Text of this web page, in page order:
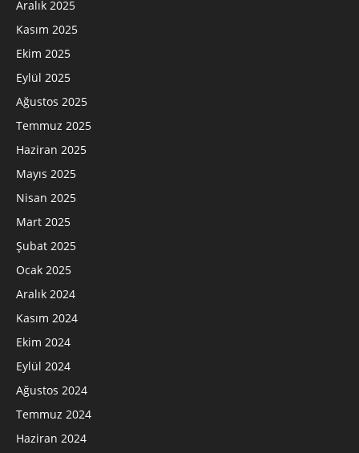
Aralık 2025
Kasım 2025
Ekim 2025
Eylül 2025
Ağustos 2025
Temmuz 2025
Haziran 2025
Mayıs 2025
Nisan 2025
Mart 2025
Şubat 2025
Ocak 2025
Aralık 2024
Kasım 2024
Ekim 2024
Eylül 2024
Ağustos 2024
Temmuz 2024
Haziran 2024